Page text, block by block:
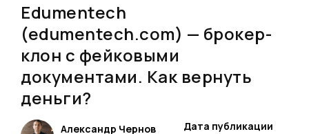
Edumentech
(edumentech.com) — брокер-
клон с фейковыми
документами. Как вернуть
деньги?
Александр Чернов
Дата публикации